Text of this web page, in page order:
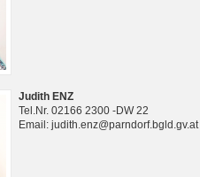
Judith ENZ
Tel.Nr. 02166 2300 -DW 22
Email: judith.enz@parndorf.bgld.gv.at